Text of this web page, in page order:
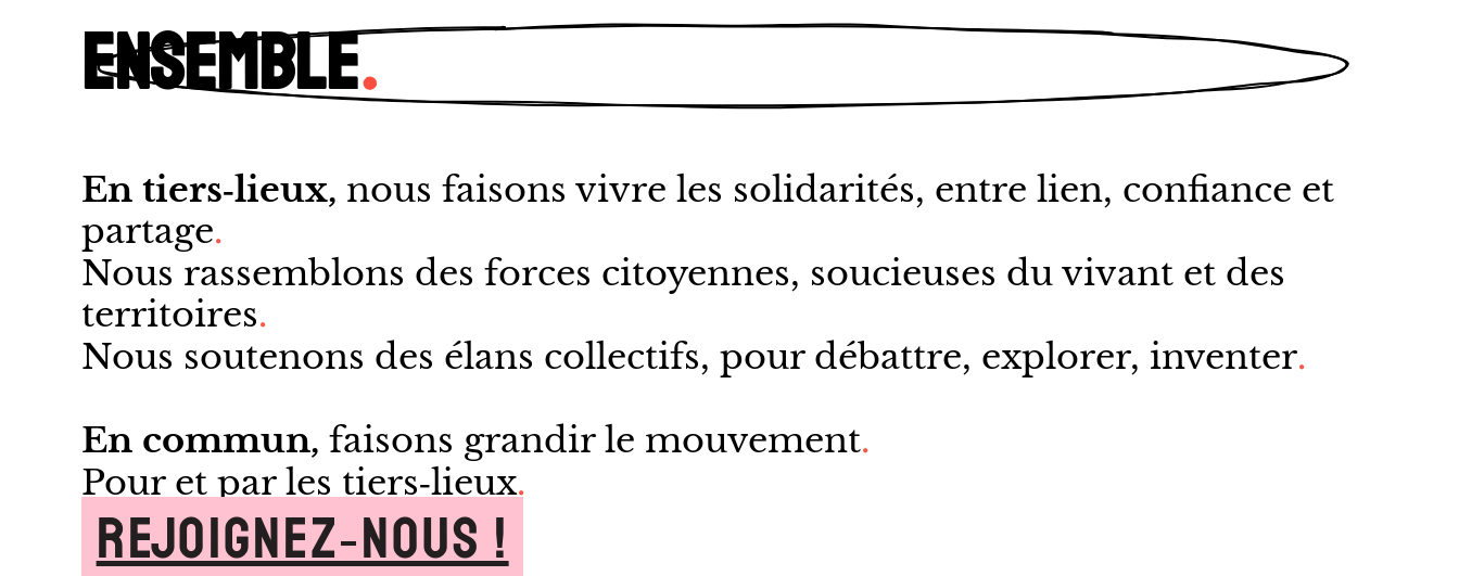
Ensemble.
En tiers‑lieux, nous faisons vivre les solidarités, entre lien, confiance et
partage.
Nous rassemblons des forces citoyennes, soucieuses du vivant et des
territoires.
Nous soutenons des élans collectifs, pour débattre, explorer, inventer.
En commun, faisons grandir le mouvement.
Pour et par les tiers‑lieux.
REJOIGNEZ‑NOUS !